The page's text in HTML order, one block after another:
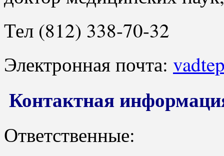
Тел (812) 338-70-32
Электронная почта:
Контактная
Ответственные: